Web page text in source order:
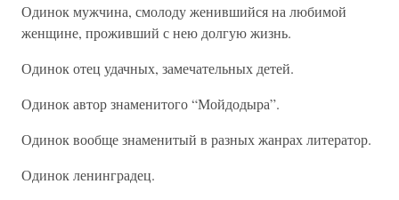
Одинок мужчина, смолоду женившийся на любимой
женщине, проживший с нею долгую жизнь.
Одинок отец удачных, замечательных детей.
Одинок автор знаменитого “Мойдодыра”.
Одинок вообще знаменитый в разных жанрах литератор.
Одинок ленинградец.